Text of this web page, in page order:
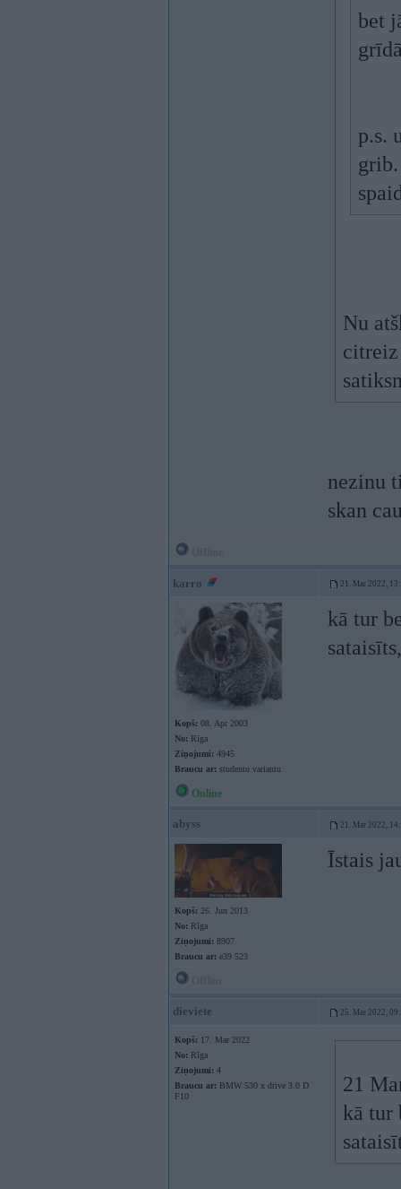
bet
p.s.
Nu
citreiz
nezinu
skan
karro 21. Mar 2022,
Kopš: 08. Apr 2003
No: Rīga
Ziņojumi: 4945
Braucu ar: studentu variantu
kā tur
Online
abyss 21. Mar 2022,
Kopš: 26. Jun 2013
No: Rīga
Ziņojumi: 8907
Braucu ar: e39 523
Īstais
dieviete 25. Mar 2022,
Kopš: 17. Mar 2022
No: Rīga
Ziņojumi: 4
Braucu ar: BMW 530 x drive 3.0 D
F10
21
kā tur